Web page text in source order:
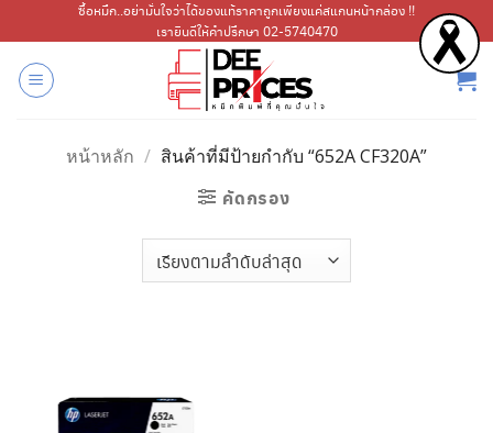
ไป
เนื้อหา
ซื้อหมึก..อย่ามั่นใจว่าได้ของแท้ราคาถูกเพียงแค่สแกนหน้ากล่อง !!
เรายินดีให้คำปรึกษา 02-5740470
หน้าหลัก / สินค้าที่มีป้ายกำกับ “652A CF320A”
คัดกรอง